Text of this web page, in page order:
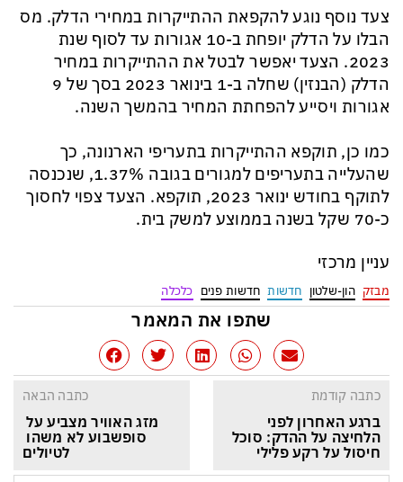
צעד נוסף נוגע להקפאת ההתייקרות במחירי הדלק. מס
הבלו על הדלק יופחת ב-10 אגורות עד לסוף שנת
2023. הצעד יאפשר לבטל את ההתייקרות במחיר
הדלק (הבנזין) שחלה ב-1 בינואר 2023 בסך של 9
אגורות ויסייע להפחתת המחיר בהמשך השנה.
כמו כן, תוקפא ההתייקרות בתעריפי הארנונה, כך
שהעלייה בתעריפים למגורים בגובה 1.37%, שנכנסה
לתוקף בחודש ינואר 2023, תוקפא. הצעד צפוי לחסוך
כ-70 שקל בשנה בממוצע למשק בית.
עניין מרכזי
מבזק הון-שלטון חדשות חדשות פנים כלכלה
שתפו את המאמר
כתבה קודמת
ברגע האחרון לפני
הלחיצה על ההדק: סוכל
חיסול על רקע פלילי
כתבה הבאה
מזג האוויר מצביע על
סופשבוע לא משהו
לטיולים